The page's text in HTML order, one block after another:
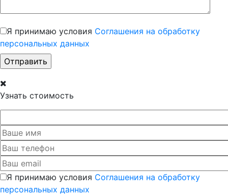
Я принимаю условия Соглашения на обработку
персональных данных
Узнать стоимость
Я принимаю условия Соглашения на обработку
персональных данных